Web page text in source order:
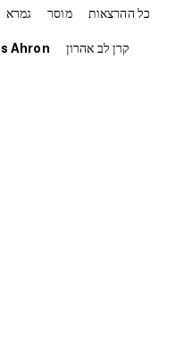
גמרא מוסר כל ההרצאות
Ahron קרן לב אהרון